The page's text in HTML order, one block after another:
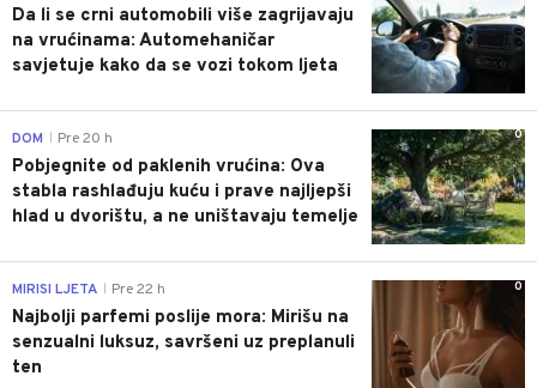
Da li se crni automobili više zagrijavaju
na vrućinama: Automehaničar
savjetuje kako da se vozi tokom ljeta
0
DOM Pre 20 h
Pobjegnite od paklenih vrućina: Ova
stabla rashlađuju kuću i prave najljepši
hlad u dvorištu, a ne uništavaju temelje
0
MIRISI LJETA Pre 22 h
Najbolji parfemi poslije mora: Mirišu na
senzualni luksuz, savršeni uz preplanuli
ten